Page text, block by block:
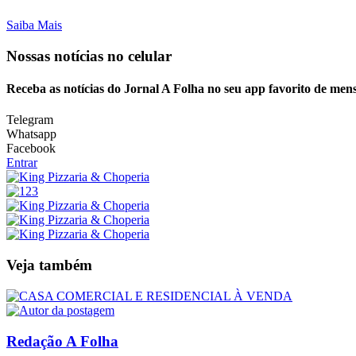
Saiba Mais
Nossas notícias no celular
Receba as notícias do Jornal A Folha no seu app favorito de
Telegram
Whatsapp
Facebook
Entrar
Veja também
Redação A Folha